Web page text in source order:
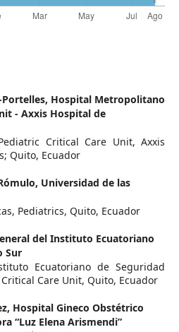
Hospital Metropolitano
- Axxis Hospital de
Critical Care Unit, Axxis
Quito, Ecuador
Universidad de las
Pediatrics, Quito, Ecuador
del Instituto Ecuatoriano
Sur
Ecuatoriano de Seguridad
Care Unit, Quito, Ecuador
Hospital Gineco Obstétrico
“Luz Elena Arismendi”